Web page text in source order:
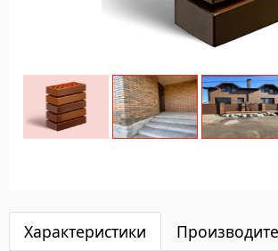
Характеристики